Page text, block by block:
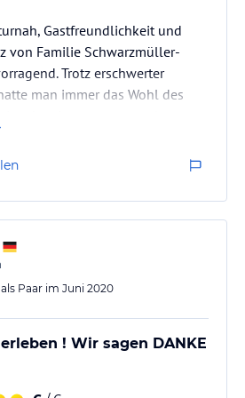
Gastfreundlichkeit und
von Familie Schwarzmüller-
Trotz erschwerter
man immer das Wohl des
auch wirklich umgesetzt.
Paar im Juni 2020
! Wir sagen DANKE